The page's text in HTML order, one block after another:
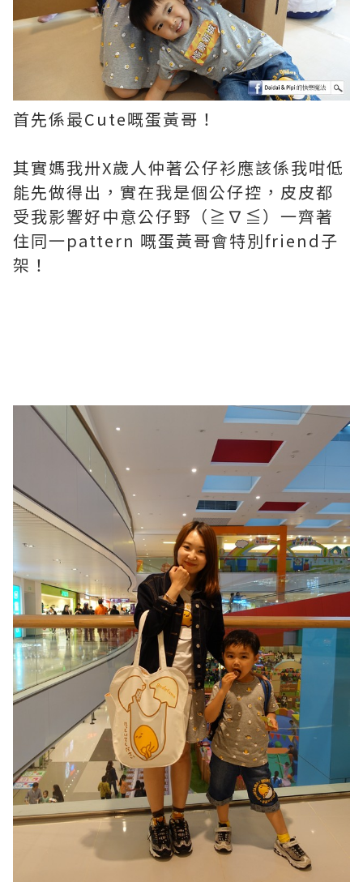
首先係最Cute嘅蛋黃哥！
其實媽我卅X歲人仲著公仔衫應該係我咁低
能先做得出，實在我是個公仔控，皮皮都
受我影響好中意公仔野（≧∇≦）一齊著
住同一pattern 嘅蛋黃哥會特別friend子
架！